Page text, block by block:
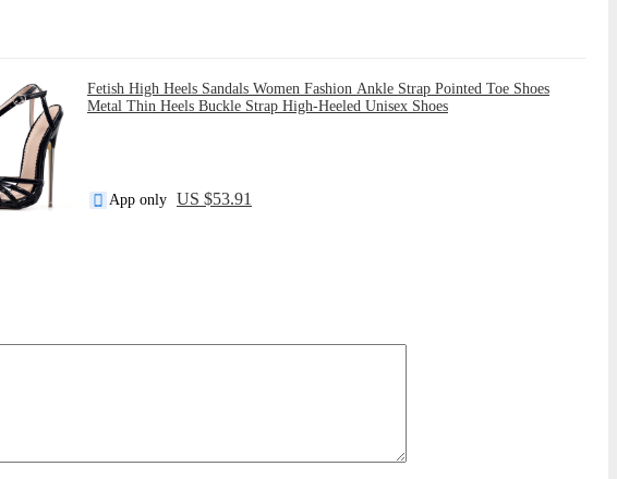
Fetish High Heels Sandals Women Fashion Ankle Strap Pointed Toe Shoes
Metal Thin Heels Buckle Strap High-Heeled Unisex Shoes
App only US $53.91